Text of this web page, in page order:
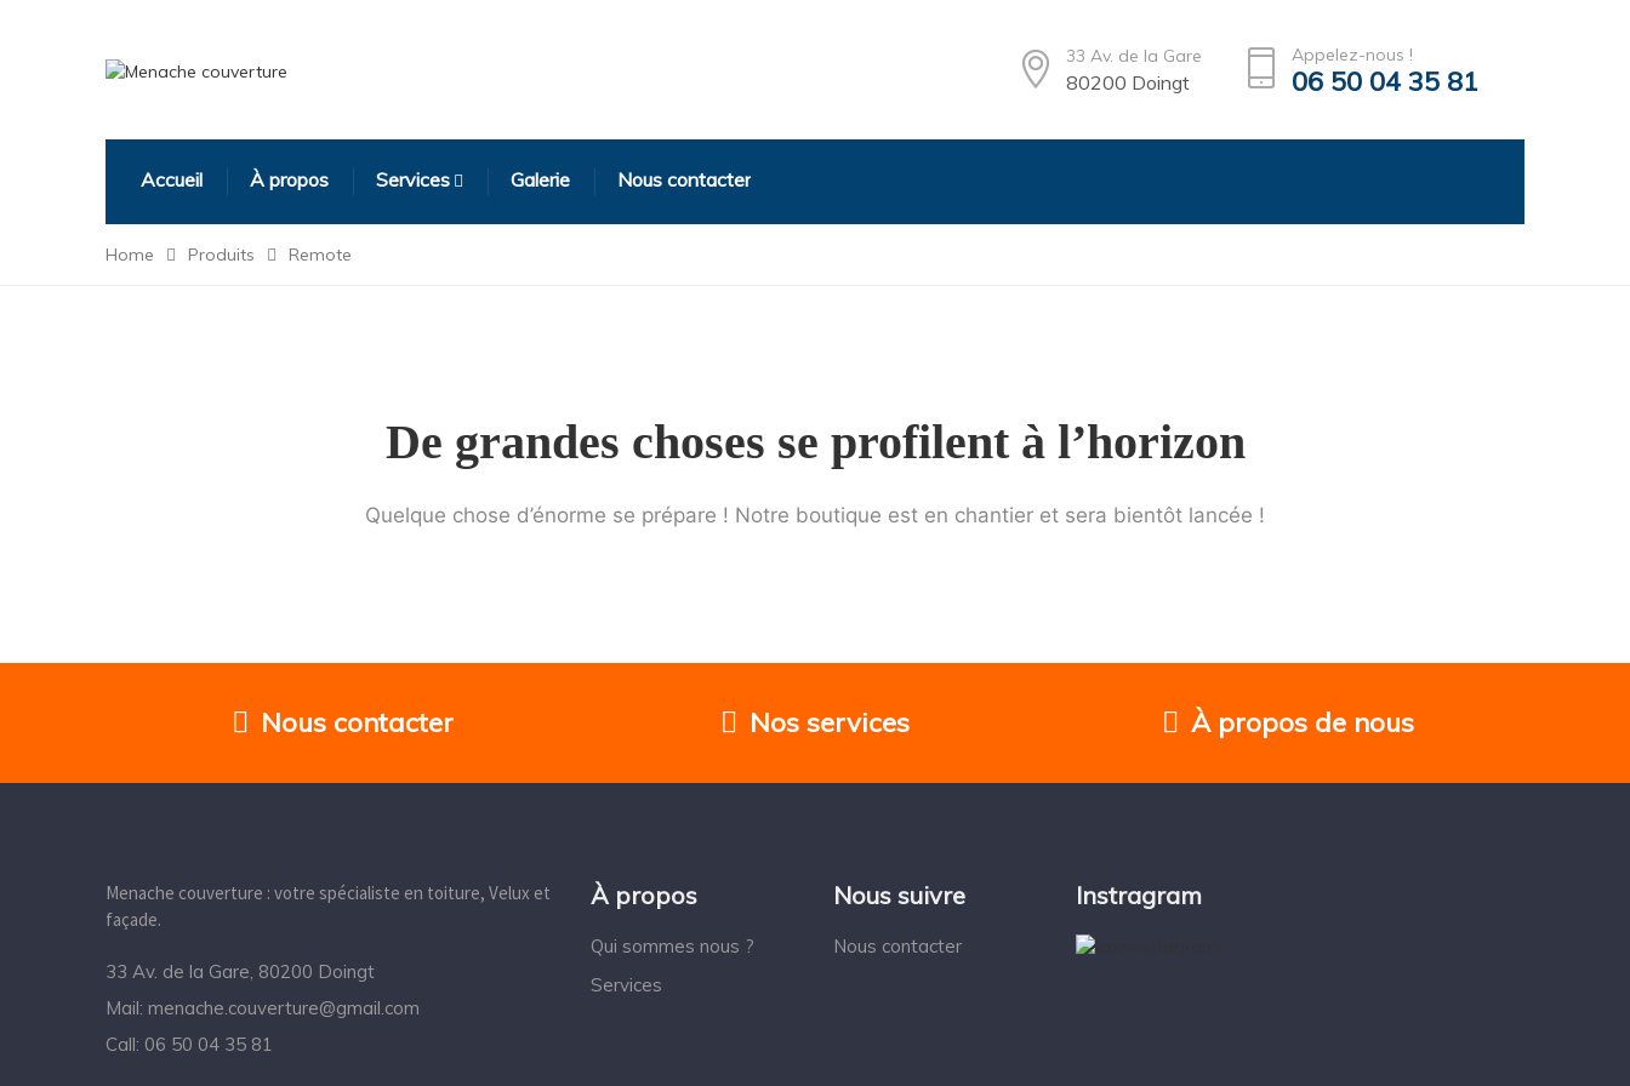
33 Av. de la Gare
80200 Doingt
Appelez-nous !
06 50 04 35 81
Accueil À propos Services Galerie Nous contacter
Home Produits Remote
De grandes choses se profilent à l’horizon
Quelque chose d’énorme se prépare ! Notre boutique est en chantier et sera bientôt lancée !
Nous contacter Nos services À propos de nous
Menache couverture : votre spécialiste en toiture, Velux et
façade.
33 Av. de la Gare, 80200 Doingt
Mail: menache.couverture@gmail.com
Call: 06 50 04 35 81
À propos
Qui sommes nous ?
Services
Nous suivre
Nous contacter
Instragram